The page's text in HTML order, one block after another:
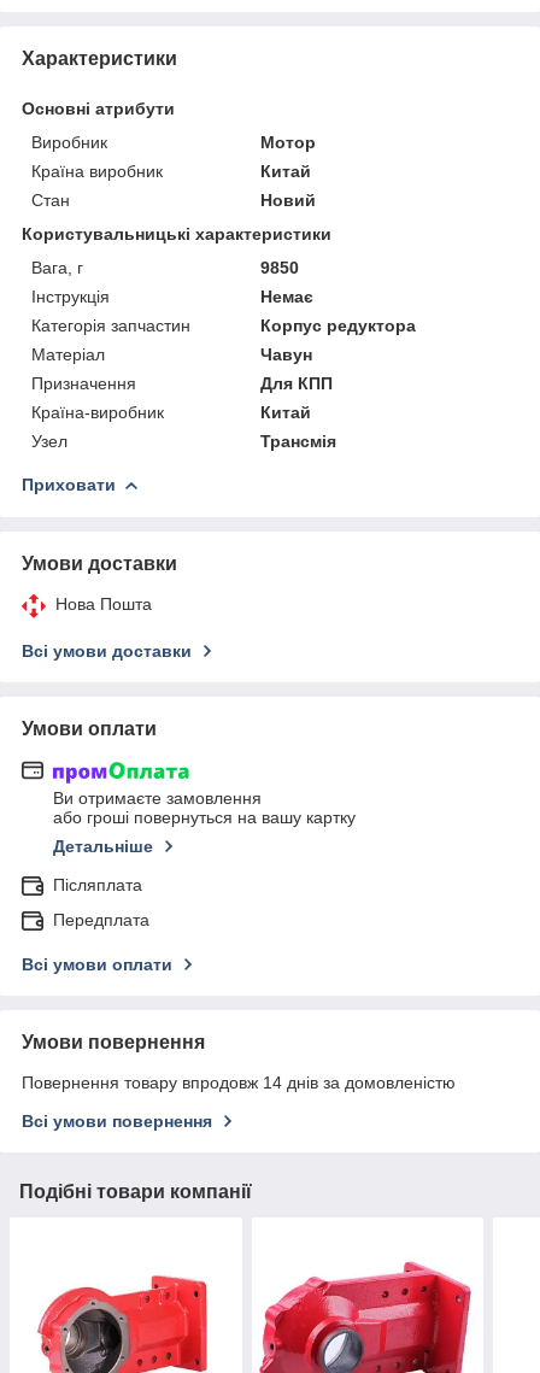
Характеристики
Основні атрибути
Виробник
Мотор
Країна виробник
Китай
Стан
Новий
Користувальницькі характеристики
Вага, г
9850
Інструкція
Немає
Категорія запчастин
Корпус редуктора
Матеріал
Чавун
Призначення
Для КПП
Країна-виробник
Китай
Узел
Трансмія
Приховати
Умови доставки
Нова Пошта
Всі умови доставки
Умови оплати
Ви отримаєте замовлення
або гроші повернуться на вашу картку
Детальніше
Післяплата
Передплата
Всі умови оплати
Умови повернення
Повернення товару впродовж 14 днів за домовленістю
Всі умови повернення
Подібні товари компанії